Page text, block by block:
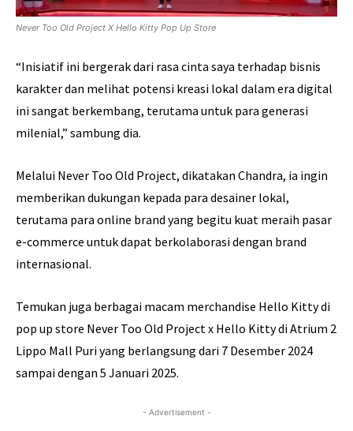
Never Too Old Project X Hello Kitty Pop Up Store
“Inisiatif ini bergerak dari rasa cinta saya terhadap bisnis
karakter dan melihat potensi kreasi lokal dalam era digital
ini sangat berkembang, terutama untuk para generasi
milenial,” sambung dia.
Melalui Never Too Old Project, dikatakan Chandra, ia ingin
memberikan dukungan kepada para desainer lokal,
terutama para online brand yang begitu kuat meraih pasar
e-commerce untuk dapat berkolaborasi dengan brand
internasional.
Temukan juga berbagai macam merchandise Hello Kitty di
pop up store Never Too Old Project x Hello Kitty di Atrium 2
Lippo Mall Puri yang berlangsung dari 7 Desember 2024
sampai dengan 5 Januari 2025.
- Advertisement -